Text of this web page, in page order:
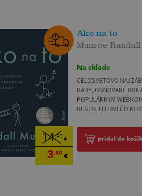
14,90€
3,50€
Ako na to
Munroe Randall
Na sklade
CELOSVETOVO
RADY, OSNOVANÉ
POPULÁRNYM
BESTSELLERMI ČO
pridať do